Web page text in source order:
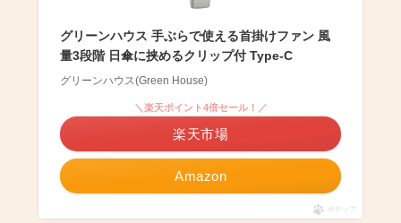
グリーンハウス 手ぶらで使える首掛けファン 風
量3段階 日傘に挟めるクリップ付 Type-C
グリーンハウス(Green House)
Amazon
＼楽天ポイント4倍セール！／
楽天市場
ポチップ